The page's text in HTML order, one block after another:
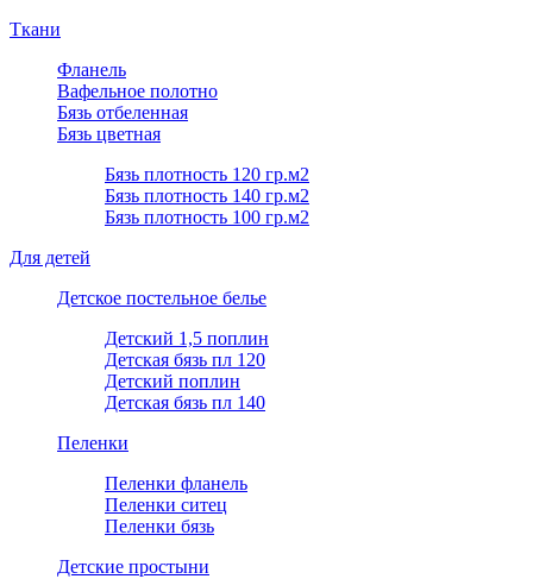
Ткани
Фланель
Вафельное полотно
Бязь отбеленная
Бязь цветная
Бязь плотность 120 гр.м2
Бязь плотность 140 гр.м2
Бязь плотность 100 гр.м2
Для детей
Детское постельное белье
Детский 1,5 поплин
Детская бязь пл 120
Детский поплин
Детская бязь пл 140
Пеленки
Пеленки фланель
Пеленки ситец
Пеленки бязь
Детские простыни